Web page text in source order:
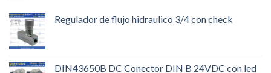
Regulador de flujo hidraulico 3/4 con check
DIN43650B DC Conector DIN B 24VDC con led